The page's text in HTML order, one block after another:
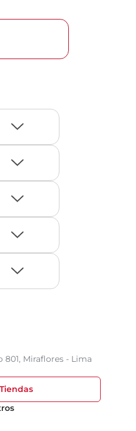
801, Miraflores - Lima
Tiendas